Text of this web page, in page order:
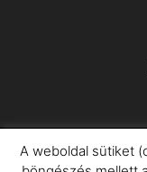
A weboldal sütiket